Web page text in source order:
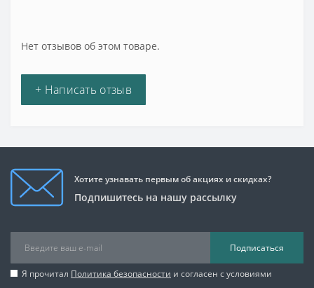
Нет отзывов об этом товаре.
+ Написать отзыв
Хотите узнавать первым об акциях и скидках?
Подпишитесь на нашу рассылку
Подписаться
Я прочитал Политика безопасности и согласен с условиями